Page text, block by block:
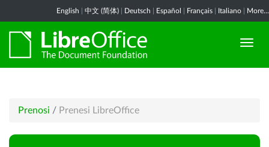
English 中文 (简体) Deutsch Español Français Italiano More...
Prenosi / Prenesi LibreOffice